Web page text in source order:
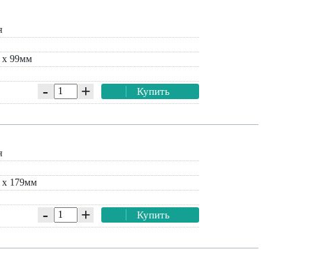
х 99мм
- + Купить
х 179мм
- + Купить